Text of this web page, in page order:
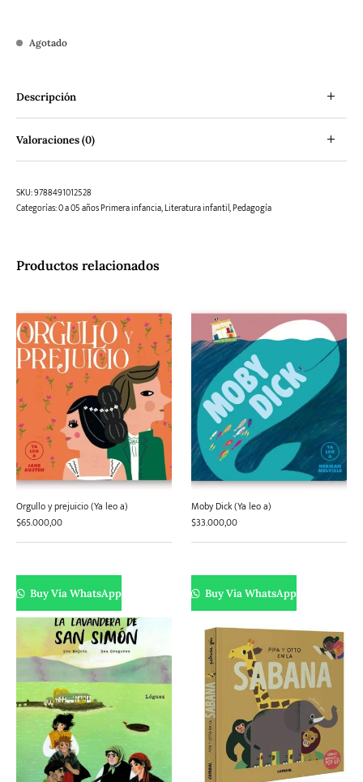
Agotado
Descripción
Valoraciones (0)
SKU:9788491012528
Categorías:0 a 05 años Primera infancia,Literatura infantil,Pedagogía
Productos relacionados
Orgullo y prejuicio (Ya leo a)
$65.000,00
Buy Via WhatsApp
Moby Dick (Ya leo a)
$33.000,00
Buy Via WhatsApp